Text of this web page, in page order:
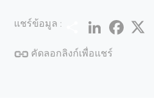
แชร์ข้อมูล : Share LinkedInFacebook
คัดลอกลิงก์เพื่อแชร์